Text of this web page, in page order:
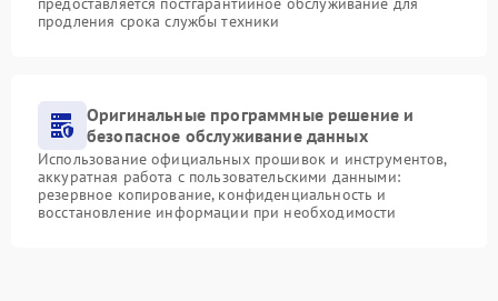
продления срока службы техники
Оригинальные программные решение и
безопасное обслуживание данных
Использование официальных прошивок и инструментов,
аккуратная работа с пользовательскими данными:
резервное копирование, конфиденциальность и
восстановление информации при необходимости